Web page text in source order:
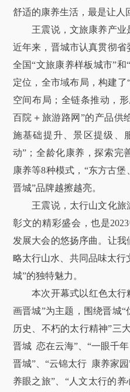
舒适的康养生活，最是让人
王震说，文旅康养产业
近年来，晋城市认真贯彻
全国“文旅康养样板城市”
定位，全市域布局，构建
空间布局；全链条推动，
百院＋旅游路网”的产品供
施基础提升、景区提级、
动”；全龄化康养，探索完
康养等8种模式，“东方古
晋城”品牌越擦越亮。
王震说，太行山文化旅
彰文的精彩盛会，也是
发展大会的悠扬序曲。让
略太行山水、共同品味太行
城”的独特魅力。
本次开幕式以红色太行
画晋城”为主题，围绕晋城
历史、不朽的太行精神”三
晋城 恋在云海”、“一眼千
晋城”、“云锦太行 康养家
养眼之旅”、“人文太行的